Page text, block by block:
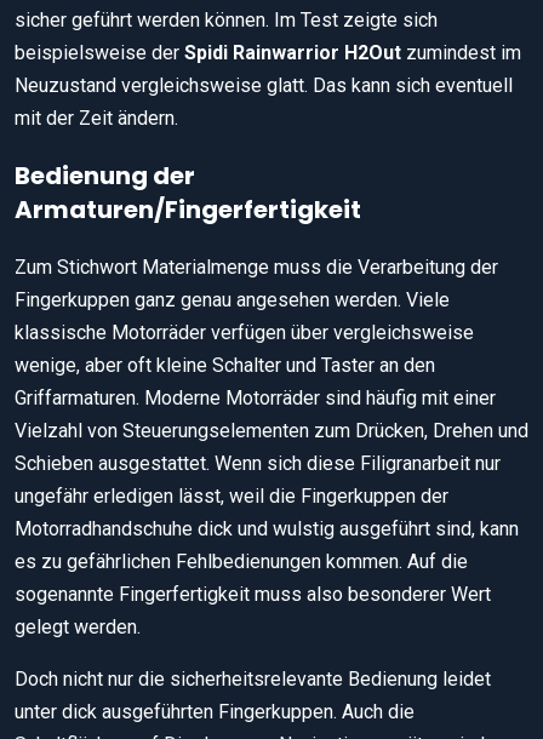
sicher geführt werden können. Im Test zeigte sich
beispielsweise der Spidi Rainwarrior H2Out zumindest im
Neuzustand vergleichsweise glatt. Das kann sich eventuell
mit der Zeit ändern.
Bedienung der
Armaturen/Fingerfertigkeit
Zum Stichwort Materialmenge muss die Verarbeitung der
Fingerkuppen ganz genau angesehen werden. Viele
klassische Motorräder verfügen über vergleichsweise
wenige, aber oft kleine Schalter und Taster an den
Griffarmaturen. Moderne Motorräder sind häufig mit einer
Vielzahl von Steuerungselementen zum Drücken, Drehen und
Schieben ausgestattet. Wenn sich diese Filigranarbeit nur
ungefähr erledigen lässt, weil die Fingerkuppen der
Motorradhandschuhe dick und wulstig ausgeführt sind, kann
es zu gefährlichen Fehlbedienungen kommen. Auf die
sogenannte Fingerfertigkeit muss also besonderer Wert
gelegt werden.
Doch nicht nur die sicherheitsrelevante Bedienung leidet
unter dick ausgeführten Fingerkuppen. Auch die